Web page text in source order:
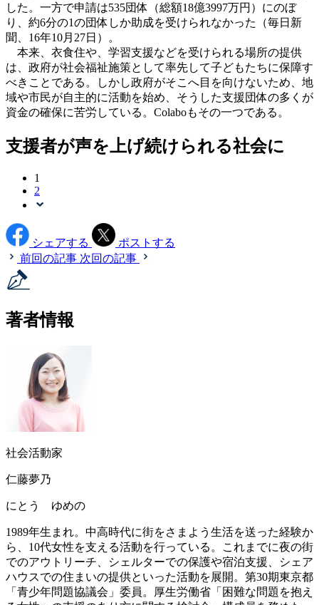
した。一方で申請は535団体（総額18億3997万円）にのぼ
り、約6分の1の団体しか助成を受けられなかった（毎日新
聞、16年10月27日）。
本来、衣食住や、学習支援などを受けられる場所の提供
は、政府が社会福祉施策として率先して子どもたちに保障す
べきことである。しかし政府がそこへ目を向けないため、地
域や市民が自主的に活動を始め、そうした支援団体の多くが
資金の確保に苦労している。Colaboもその一つである。
支援者が声を上げ続けられる社会に
1
2
シェアする
ポストする
前回の記事 次回の記事
著者情報
社会活動家
仁藤夢乃
にとう ゆめの
1989年生まれ。中高時代に街をさまよう生活を送った経験か
ら、10代女性を支える活動を行っている。これまでに夜の街
でのアウトリーチ、シェルターでの保護や宿泊支援、シェア
ハウスでの住まいの提供といった活動を展開。第30期東京都
「青少年問題協議会」委員。厚生労働省「困難な問題を抱え